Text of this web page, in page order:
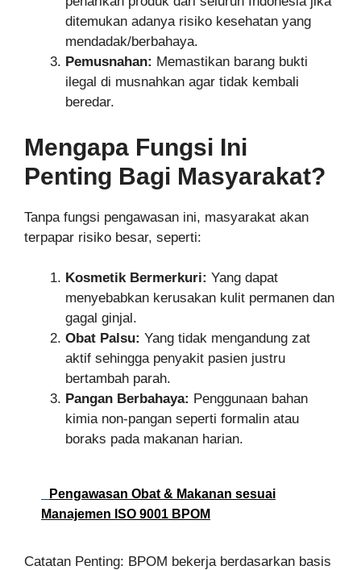
ditemukan adanya risiko kesehatan yang
mendadak/berbahaya.
Pemusnahan: Memastikan barang bukti
ilegal di musnahkan agar tidak kembali
beredar.
Mengapa Fungsi Ini
Penting Bagi Masyarakat?
Tanpa fungsi pengawasan ini, masyarakat akan
terpapar risiko besar, seperti:
Kosmetik Bermerkuri: Yang dapat
menyebabkan kerusakan kulit permanen dan
gagal ginjal.
Obat Palsu: Yang tidak mengandung zat
aktif sehingga penyakit pasien justru
bertambah parah.
Pangan Berbahaya: Penggunaan bahan
kimia non-pangan seperti formalin atau
boraks pada makanan harian.
Pengawasan Obat & Makanan sesuai
Manajemen ISO 9001 BPOM
Catatan Penting: BPOM bekerja berdasarkan basis